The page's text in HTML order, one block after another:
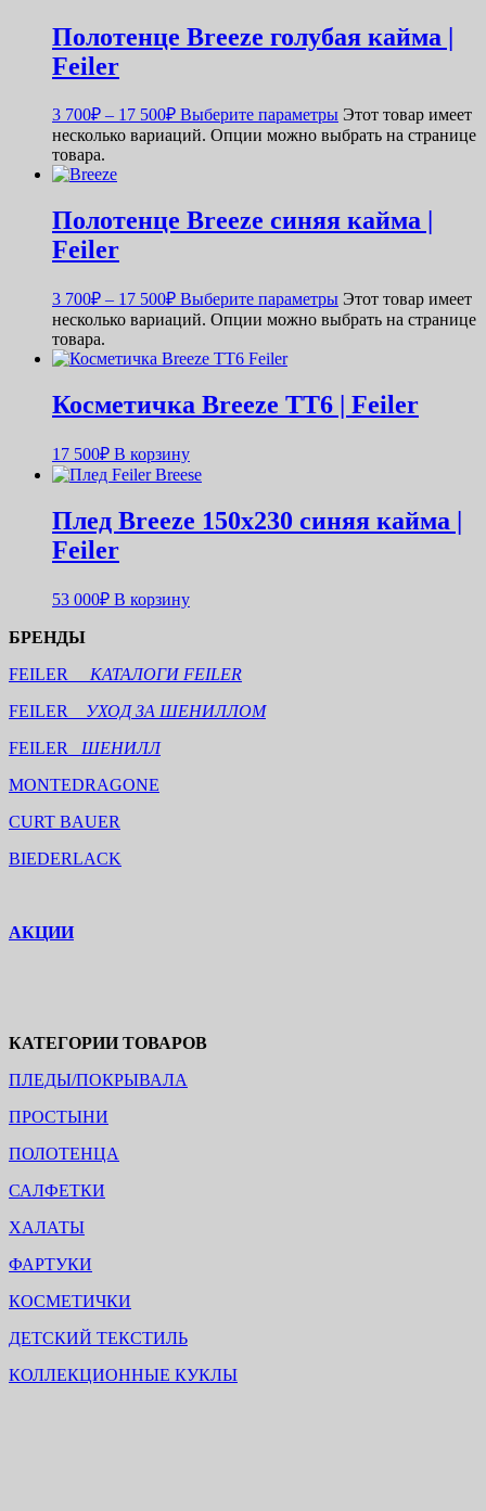
Полотенце Breeze голубая кайма |
Feiler
3 700₽ – 17 500₽ Выберите параметры Этот товар имеет
несколько вариаций. Опции можно выбрать на странице
товара.
Полотенце Breeze синяя кайма |
Feiler
3 700₽ – 17 500₽ Выберите параметры Этот товар имеет
несколько вариаций. Опции можно выбрать на странице
товара.
Косметичка Breeze TT6 | Feiler
17 500₽ В корзину
Плед Breeze 150х230 синяя кайма |
Feiler
53 000₽ В корзину
БРЕНДЫ
FEILER КАТАЛОГИ FEILER
FEILER
УХОД ЗА ШЕНИЛЛОМ
FEILER ШЕНИЛЛ
MONTEDRAGONE
CURT BAUER
BIEDERLACK
АКЦИИ
КАТЕГОРИИ ТОВАРОВ
ПЛЕДЫ/ПОКРЫВАЛА
ПРОСТЫНИ
ПОЛОТЕНЦА
САЛФЕТКИ
ХАЛАТЫ
ФАРТУКИ
КОСМЕТИЧКИ
ДЕТСКИЙ ТЕКСТИЛЬ
КОЛЛЕКЦИОННЫЕ КУКЛЫ